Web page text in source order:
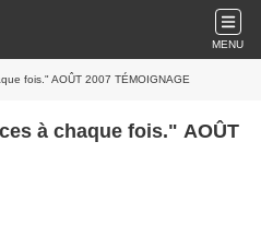
MENU
fois." AOÛT 2007 TÉMOIGNAGE
chaque fois." AOÛT